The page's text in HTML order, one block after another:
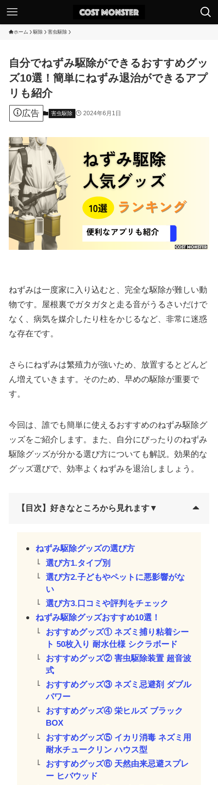
ホーム 駆除 害虫駆除
自分でねずみ駆除ができるおすすめグッ
ズ10選！簡単にねずみ退治ができるアプ
リも紹介
広告 害虫駆除 2024年6月1日
ねずみは一度家に入り込むと、完全な駆除が難しい動
物です。屋根裏でガタガタと走る音がうるさいだけで
なく、病気を媒介したり柱をかじるなど、非常に迷惑
な存在です。
さらにねずみは繁殖力が強いため、放置するとどんど
ん増えていきます。そのため、早めの駆除が重要で
す。
今回は、誰でも簡単に使えるおすすめのねずみ駆除グ
ッズをご紹介します。また、自分にぴったりのねずみ
駆除グッズが分かる選び方についても解説。効果的な
グッズ選びで、効率よくねずみを退治しましょう。
【目次】好きなところから見れます▼
ねずみ駆除グッズの選び方
選び方1.タイプ別
選び方2.子どもやペットに悪影響がな
い
選び方3.口コミや評判をチェック
ねずみ駆除グッズおすすめ10選！
おすすめグッズ① ネズミ捕り粘着シー
ト 50枚入り 耐水仕様 シクラボード
おすすめグッズ② 害虫駆除装置 超音波
式
おすすめグッズ③ ネズミ忌避剤 ダブル
パワー
おすすめグッズ④ 栄ヒルズ ブラック
BOX
おすすめグッズ⑤ イカリ消毒 ネズミ用
耐水チュークリン ハウス型
おすすめグッズ⑥ 天然由来忌避スプレ
ー ヒバウッド